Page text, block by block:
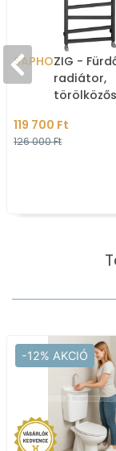
SAPHOZIG -
radiátor,
119 700 Ft
126 000 Ft
-12% AKCIÓ